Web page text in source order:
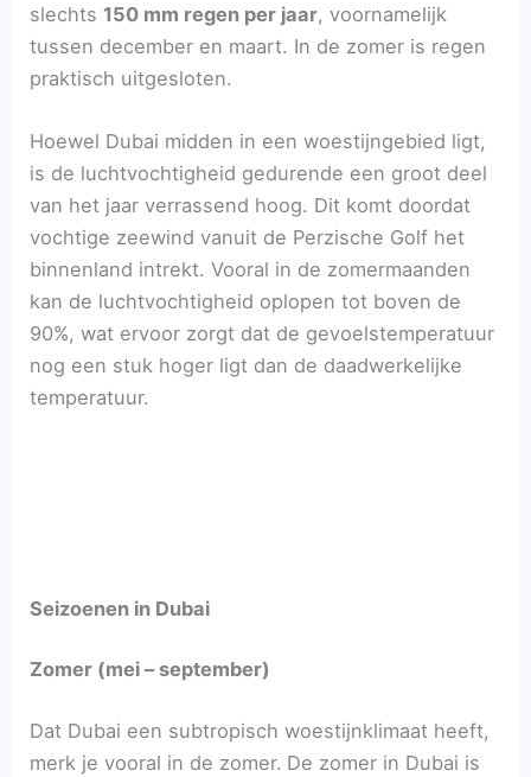
slechts 150 mm regen per jaar, voornamelijk
tussen december en maart. In de zomer is regen
praktisch uitgesloten.
Hoewel Dubai midden in een woestijngebied ligt,
is de luchtvochtigheid gedurende een groot deel
van het jaar verrassend hoog. Dit komt doordat
vochtige zeewind vanuit de Perzische Golf het
binnenland intrekt. Vooral in de zomermaanden
kan de luchtvochtigheid oplopen tot boven de
90%, wat ervoor zorgt dat de gevoelstemperatuur
nog een stuk hoger ligt dan de daadwerkelijke
temperatuur.
Seizoenen in Dubai
Zomer (mei – september)
Dat Dubai een subtropisch woestijnklimaat heeft,
merk je vooral in de zomer. De zomer in Dubai is